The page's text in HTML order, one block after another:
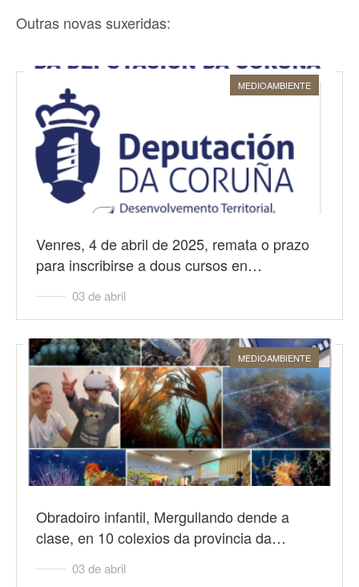
Outras novas suxeridas:
MEDIOAMBIENTE
Venres, 4 de abril de 2025, remata o prazo
para inscribirse a dous cursos en…
03 de abril
MEDIOAMBIENTE
Obradoiro infantil, Mergullando dende a
clase, en 10 colexios da provincia da…
03 de abril